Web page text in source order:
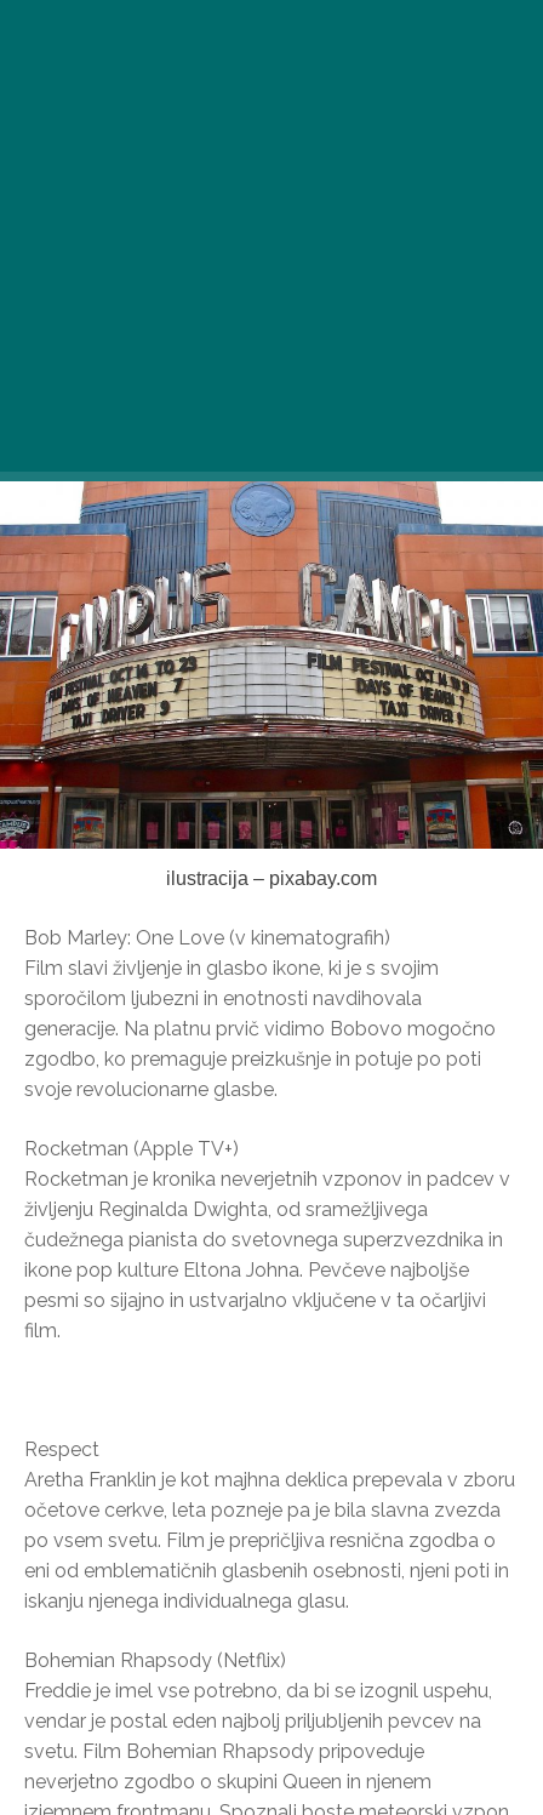
ilustracija – pixabay.com
Bob Marley: One Love (v kinematografih)
Film slavi življenje in glasbo ikone, ki je s svojim
sporočilom ljubezni in enotnosti navdihovala
generacije. Na platnu prvič vidimo Bobovo mogočno
zgodbo, ko premaguje preizkušnje in potuje po poti
svoje revolucionarne glasbe.
Rocketman (Apple TV+)
Rocketman je kronika neverjetnih vzponov in padcev v
življenju Reginalda Dwighta, od sramežljivega
čudežnega pianista do svetovnega superzvezdnika in
ikone pop kulture Eltona Johna. Pevčeve najboljše
pesmi so sijajno in ustvarjalno vključene v ta očarljivi
film.
Respect
Aretha Franklin je kot majhna deklica prepevala v zboru
očetove cerkve, leta pozneje pa je bila slavna zvezda
po vsem svetu. Film je prepričljiva resnična zgodba o
eni od emblematičnih glasbenih osebnosti, njeni poti in
iskanju njenega individualnega glasu.
Bohemian Rhapsody (Netflix)
Freddie je imel vse potrebno, da bi se izognil uspehu,
vendar je postal eden najbolj priljubljenih pevcev na
svetu. Film Bohemian Rhapsody pripoveduje
neverjetno zgodbo o skupini Queen in njenem